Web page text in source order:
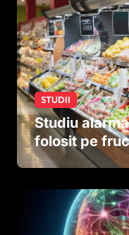
STUDII
Studiu
folosit pe
ar putea
dinainte de